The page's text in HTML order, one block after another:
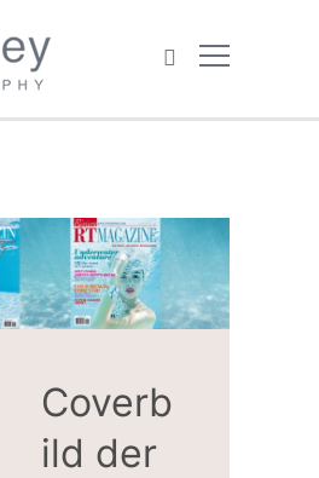
Coverb
ild der